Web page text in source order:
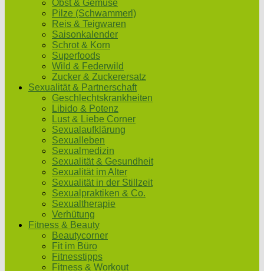
Obst & Gemüse
Pilze (Schwammerl)
Reis & Teigwaren
Saisonkalender
Schrot & Korn
Superfoods
Wild & Federwild
Zucker & Zuckerersatz
Sexualität & Partnerschaft
Geschlechtskrankheiten
Libido & Potenz
Lust & Liebe Corner
Sexualaufklärung
Sexualleben
Sexualmedizin
Sexualität & Gesundheit
Sexualität im Alter
Sexualität in der Stillzeit
Sexualpraktiken & Co.
Sexualtherapie
Verhütung
Fitness & Beauty
Beautycorner
Fit im Büro
Fitnesstipps
Fitness & Workout